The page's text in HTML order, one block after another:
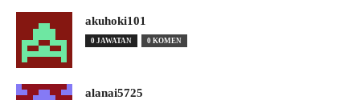
akuhoki101
0 JAWATAN 0 KOMEN
alanai5725